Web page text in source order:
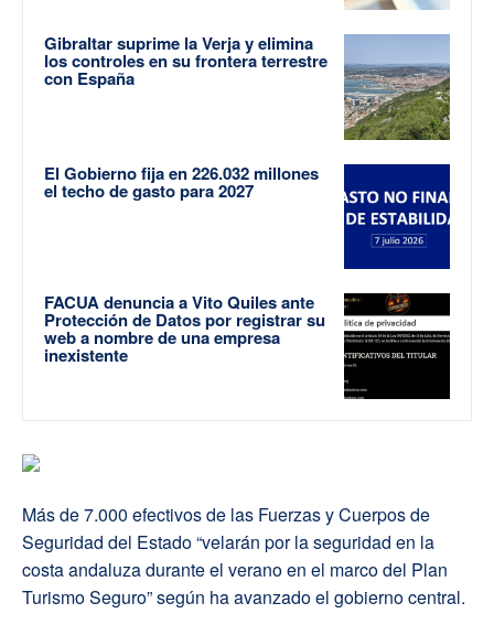
Gibraltar suprime la Verja y elimina
los controles en su frontera terrestre
con España
El Gobierno fija en 226.032 millones
el techo de gasto para 2027
FACUA denuncia a Vito Quiles ante
Protección de Datos por registrar su
web a nombre de una empresa
inexistente
Más de 7.000 efectivos de las Fuerzas y Cuerpos de
Seguridad del Estado “velarán por la seguridad en la
costa andaluza durante el verano en el marco del Plan
Turismo Seguro” según ha avanzado el gobierno central.